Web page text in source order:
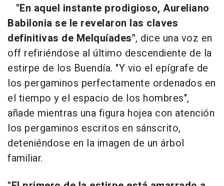
"En aquel instante prodigioso, Aureliano
Babilonia se le revelaron las claves
definitivas de Melquíades", dice una voz en
off refiriéndose al último descendiente de la
estirpe de los Buendía. "Y vio el epígrafe de
los pergaminos perfectamente ordenados en
el tiempo y el espacio de los hombres",
añade mientras una figura hojea con atención
los pergaminos escritos en sánscrito,
deteniéndose en la imagen de un árbol
familiar.